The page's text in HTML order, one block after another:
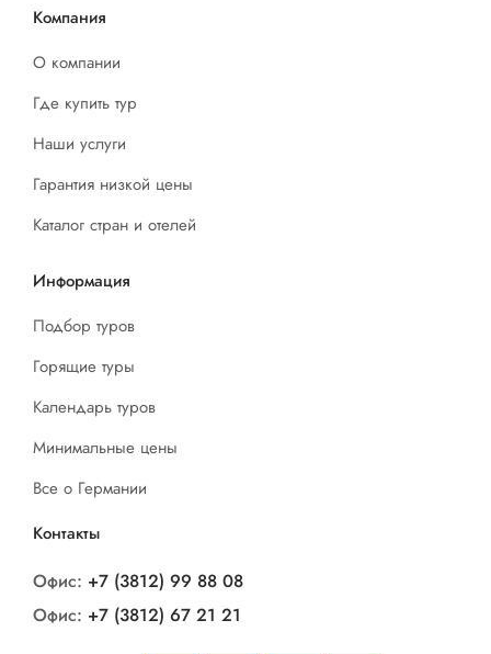
Компания
О компании
Где купить тур
Наши услуги
Гарантия низкой цены
Каталог стран и отелей
Информация
Подбор туров
Горящие туры
Календарь туров
Минимальные цены
Все о Германии
Контакты
Офис: +7 (3812) 99 88 08
Офис: +7 (3812) 67 21 21